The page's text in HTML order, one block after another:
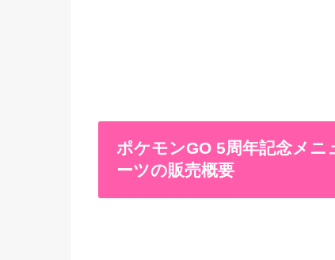
ポケモンGO 5周年記念メ
ーツの販売概要